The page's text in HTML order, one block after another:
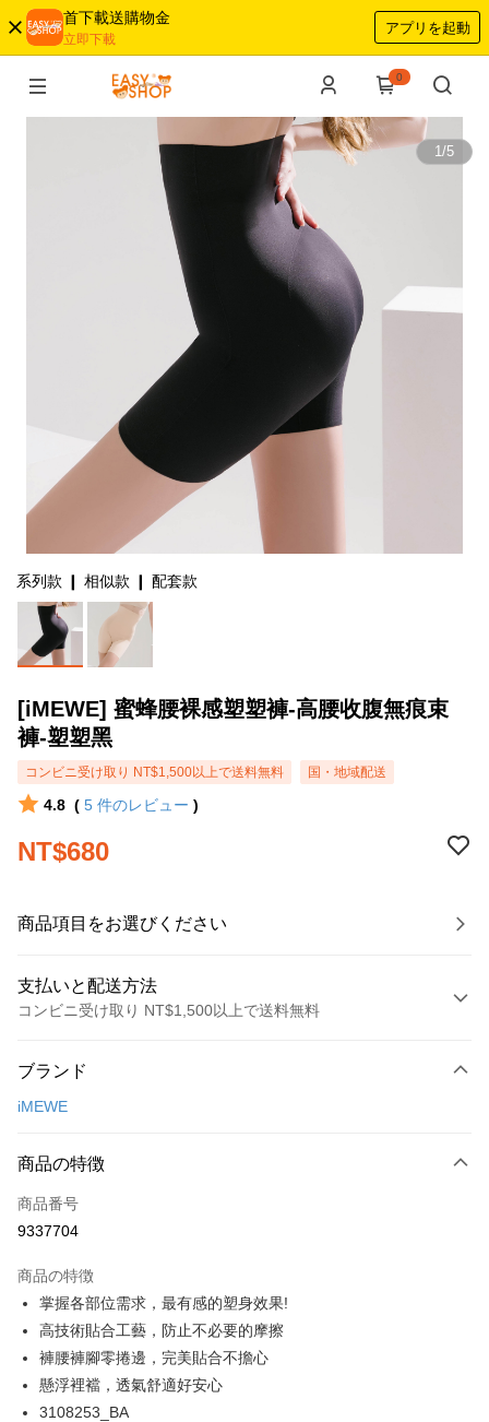
首下載送購物金
立即下載
アプリを起動
0
1/5
系列款 ❙ 相似款 ❙ 配套款
[iMEWE] 蜜蜂腰裸感塑塑褲-高腰收腹無痕束
褲-塑塑黑
コンビニ受け取り NT$1,500以上で送料無料 国・地域配送
4.8 ( 5 件のレビュー )
NT$680
商品項目をお選びください
支払いと配送方法
コンビニ受け取り NT$1,500以上で送料無料
クレジットカード1回払い
LINE Pay
Apple Pay
Google Pay
PXPay Plus
Plus Pay
AFTEE代金後払い
ブランド
iMEWE
商品の特徴
商品番号
9337704
商品の特徴
掌握各部位需求，最有感的塑身效果!
高技術貼合工藝，防止不必要的摩擦
褲腰褲腳零捲邊，完美貼合不擔心
懸浮裡襠，透氣舒適好安心
3108253_BA